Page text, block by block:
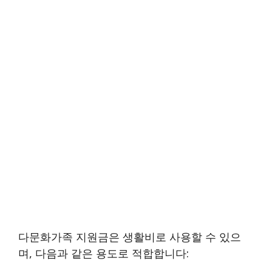
다문화가족 지원금은 생활비로 사용할 수 있으
며, 다음과 같은 용도로 적합합니다: